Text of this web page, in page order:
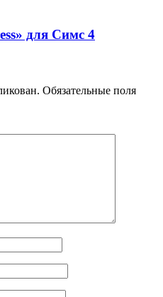
для Симс 4
Обязательные поля